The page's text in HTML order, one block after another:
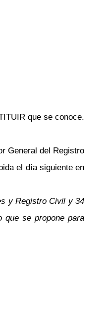
que se conoce.
General del Registro
el día siguiente en
y Registro Civil y 34
que se propone para